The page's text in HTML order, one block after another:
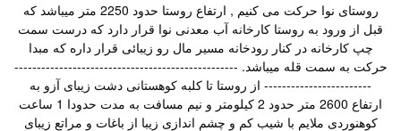
روستای نوا حرکت می کنیم , ارتفاع روستا حدود 2250 متر میباشد که
قبل از ورود به روستا کارخانه آب معدنی نوا قرار دارد که درست سمت
چپ کارخانه در کنار رودخانه مسیر مال رو زیبائی قرار داره که مبدا
حرکت به سمت قله میباشد. --------------------------------------------------
------------------------ از روستا تا کلبه کوهستانی دشت زیبای آزو به
ارتفاع 2600 متر حدود 2 کیلومتر و نیم مسافت به مدت حدودا 1 ساعت
کوهنوردی ملایم با شیب کم و چشم اندازی زیبا از باغات و مراتع زیبای